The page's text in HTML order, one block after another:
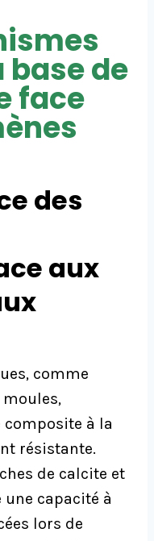
de
face
des
aux
comme
à la
résistante.
de calcite et
capacité à
lors de